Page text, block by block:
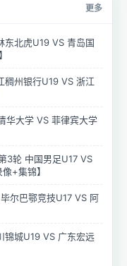
更多
北虎U19 VS 青岛国
州银行U19 VS 浙江
华大学 VS 菲律宾大学
3轮 中国男足U17 VS
+集锦】
尔巴鄂竞技U17 VS 阿
锦城U19 VS 广东宏远